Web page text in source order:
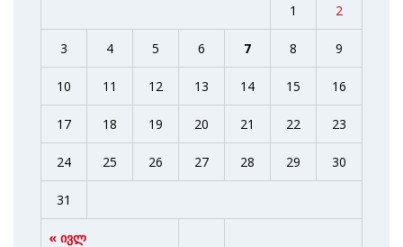
« ივლ
1 2
3 4 5 6 7 8 9
10 11 12 13 14 15 16
17 18 19 20 21 22 23
24 25 26 27 28 29 30
31